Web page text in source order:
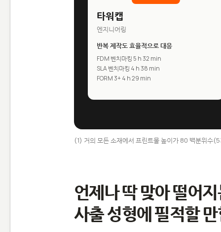
타워캡
엔지니어링
반복 제작도 효율적으로 대응
FDM 벤치마킹 5 h 32 min
SLA 벤치마킹 4 h 38 min
FORM 3+ 4 h 29 min
(1) 거의 모든 소재에서 프린트물 높이가 80 백분위수
언제나 딱 맞아 떨어
사출 성형에 필적할